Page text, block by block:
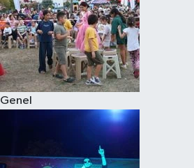
Genel